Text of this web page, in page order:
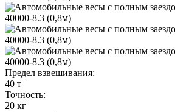
Предел взвешивания:
40 т
Точность:
20 кг